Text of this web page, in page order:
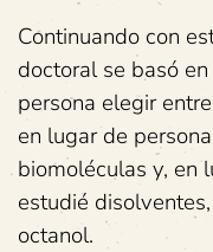
Continuando con
doctoral se basó
persona elegir
en lugar de
biomoléculas y, en
estudié
octanol.